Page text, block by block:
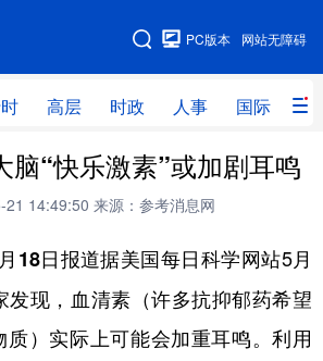
网站无障碍
PC版本
高层 时政 人事 国际 财
网站地图
高层 时政 人事
财经 网评
客智库 全球连线 教育
科创 量子 体育
书画 健康 军事
脑“快乐激素”或加剧耳鸣
21 14:49:50 来源：参考消息网
18日报道据美国每日科学网站5月
发现，血清素（许多抗抑郁药希望
）实际上可能会加重耳鸣。利用